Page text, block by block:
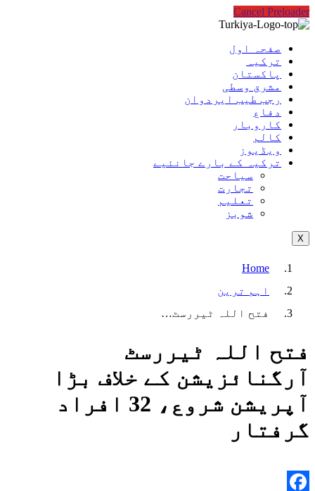
Cancel Preloader
صفحہ اول
ترکیہ
پاکستان
مشرق وسطی
رجب طیب ایردوان
دفاع
کاروبار
کالم
ویڈیوز
ترکیہ کے بارے جانئیے
سیاحت
تجارت
تعلیم
شوبز
X
Home
اہم ترین
فتح اللہ ٹیررسٹ…
فتح اللہ ٹیررسٹ
آرگنائزیشن کے خلاف بڑا
آپریشن شروع، 32 افراد
گرفتار